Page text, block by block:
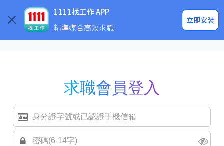
1111找工作 APP
精準媒合高效求職
立即安裝
企業求才
求職會員登入